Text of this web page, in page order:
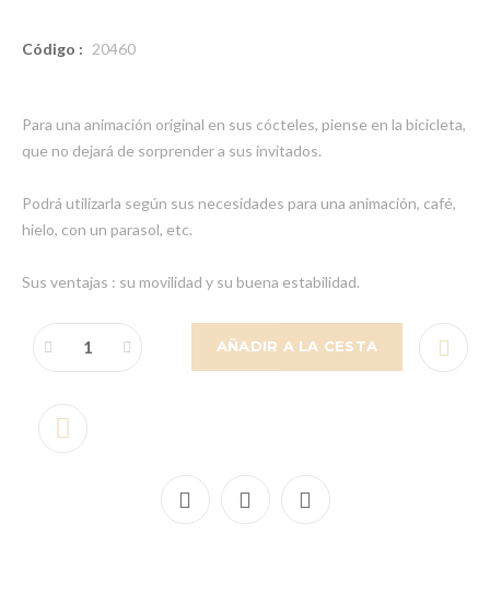
Código : 20460
Para una animación original en sus cócteles, piense en la bicicleta,
que no dejará de sorprender a sus invitados.
Podrá utilizarla según sus necesidades para una animación, café,
hielo, con un parasol, etc.
Sus ventajas : su movilidad y su buena estabilidad.
AÑADIR A LA CESTA